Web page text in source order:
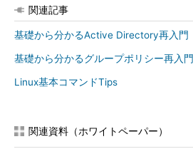
関連記事
基礎から分かるActive Directory再入門
基礎から分かるグループポリシー再入門
Linux基本コマンドTips
関連資料（ホワイトペーパー）